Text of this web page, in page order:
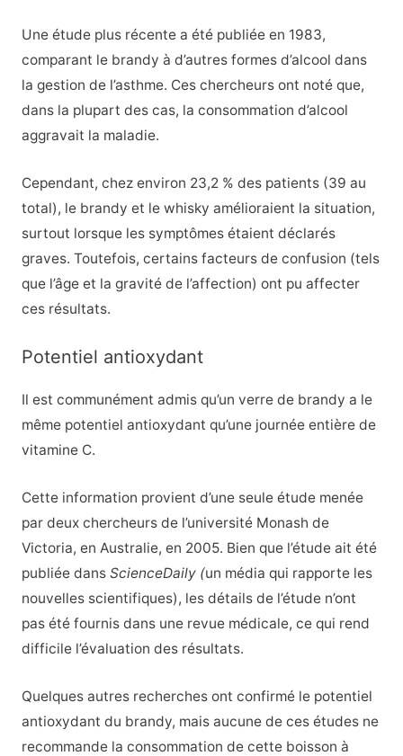
Une étude plus récente a été publiée en 1983,
comparant le brandy à d’autres formes d’alcool dans
la gestion de l’asthme. Ces chercheurs ont noté que,
dans la plupart des cas, la consommation d’alcool
aggravait la maladie.
Cependant, chez environ 23,2 % des patients (39 au
total), le brandy et le whisky amélioraient la situation,
surtout lorsque les symptômes étaient déclarés
graves. Toutefois, certains facteurs de confusion (tels
que l’âge et la gravité de l’affection) ont pu affecter
ces résultats.
Potentiel antioxydant
Il est communément admis qu’un verre de brandy a le
même potentiel antioxydant qu’une journée entière de
vitamine C.
Cette information provient d’une seule étude menée
par deux chercheurs de l’université Monash de
Victoria, en Australie, en 2005. Bien que l’étude ait été
publiée dans ScienceDaily (un média qui rapporte les
nouvelles scientifiques), les détails de l’étude n’ont
pas été fournis dans une revue médicale, ce qui rend
difficile l’évaluation des résultats.
Quelques autres recherches ont confirmé le potentiel
antioxydant du brandy, mais aucune de ces études ne
recommande la consommation de cette boisson à